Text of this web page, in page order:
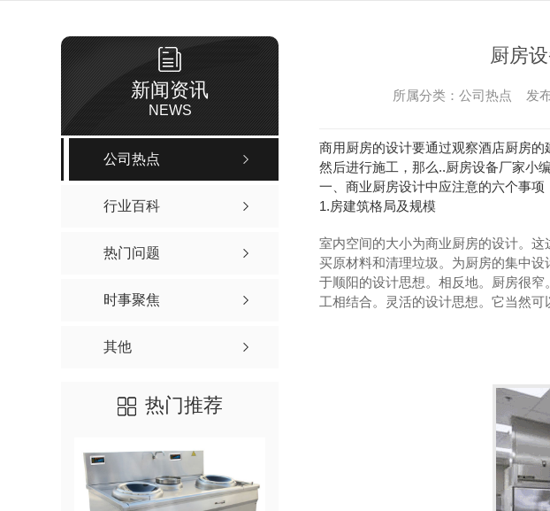
新闻资讯
NEWS
公司热点
行业百科
热门问题
时事聚焦
其他
热门推荐
厨房
所属分类：公司热点 发
商用厨房的设计要通过观察酒店厨房
然后进行施工，那么..厨房设备厂家小
一、商业厨房设计中应注意的六个事项
1.房建筑格局及规模
室内空间的大小为商业厨房的设计。
买原材料和清理垃圾。为厨房的集中
于顺阳的设计思想。相反地。厨房很
工相结合。灵活的设计思想。它当然可